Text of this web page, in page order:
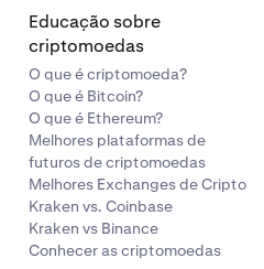
deseja depositar.
deseja depositar.
Educação sobre
criptomoedas
O que é criptomoeda?
O que é Bitcoin?
O que é Ethereum?
Melhores plataformas de
futuros de criptomoedas
Melhores Exchanges de Cripto
Kraken vs. Coinbase
Kraken vs Binance
Conhecer as criptomoedas